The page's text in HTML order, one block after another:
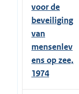
voor de
beveiliging
van
mensenlev
ens op zee,
1974